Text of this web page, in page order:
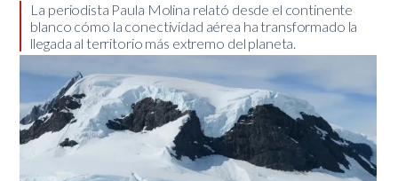
La periodista Paula Molina relató desde el continente
blanco cómo la conectividad aérea ha transformado la
llegada al territorio más extremo del planeta.